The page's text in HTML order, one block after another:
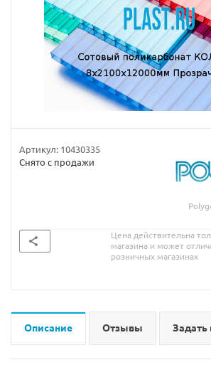
Артикул: 10430335
Снято с продажи
Цена действительна
магазина и может
розничных магазинах
Описание Отзывы Задать